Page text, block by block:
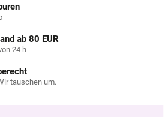
ab 80 EUR
24 h
tauschen um.